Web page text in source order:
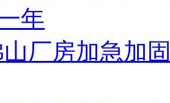
年
山厂房加急加